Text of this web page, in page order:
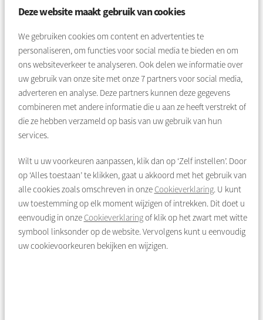
Deze website maakt gebruik van cookies
We gebruiken cookies om content en advertenties te
personaliseren, om functies voor social media te bieden en om
ons websiteverkeer te analyseren. Ook delen we informatie over
uw gebruik van onze site met onze7 partners voor social media,
adverteren en analyse. Deze partners kunnen deze gegevens
combineren met andere informatie die u aan ze heeft verstrekt of
die ze hebben verzameld op basis van uw gebruik van hun
services.
Wilt u uw voorkeuren aanpassen, klik dan op ‘Zelf instellen’. Door
op ‘Alles toestaan’ te klikken, gaat u akkoord met het gebruik van
alle cookies zoals omschreven in onze Cookieverklaring. U kunt
uw toestemming op elk moment wijzigen of intrekken. Dit doet u
eenvoudig in onze Cookieverklaringof klik op het zwart met witte
symbool linksonder op de website. Vervolgens kunt u eenvoudig
uw cookievoorkeuren bekijken en wijzigen.
two bedrooms, two balconies and a spacious storage room on
amenities within easy reach!
The apartment is located on the first floor and is accessed via a
neatly maintained communal staircase. Upon entering, you
the front of the apartment is the first bedroom, featuring built-
bedroom you also have access to the first balcony, located on
the southwest side—a pleasant spot to enjoy the afternoon
and evening sun. Adjacent is the bright living room with a large
window that allows plenty of natural light to enter.
Through an intermediate door, you reach the spacious second
bedroom at the rear. Both the living room and this bedroom